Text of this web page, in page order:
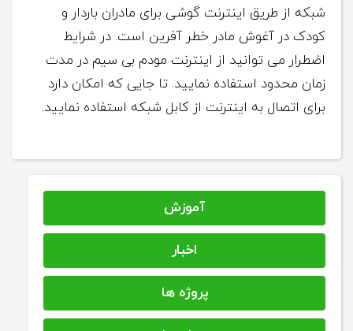
شبکه از طریق اینترنت گوشی برای مادران باردار و
کودک در آغوش مادر خطر آفرین است. در شرایط
اضطرار می توانید از اینترنت مودم بی سیم در مدت
زمان محدود استفاده نمایید. تا جایی که امکان دارد
برای اتصال به اینترنت از کابل شبکه استفاده نمایید.
آموزش
اخبار
پروژه ها